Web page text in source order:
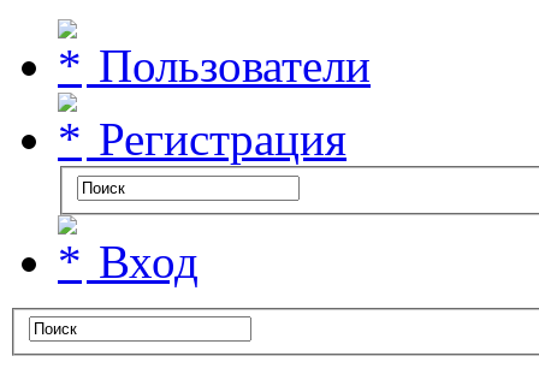
Пользователи
Регистрация
Вход